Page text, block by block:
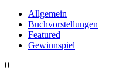
Allgemein
Buchvorstellungen
Featured
Gewinnspiel
0